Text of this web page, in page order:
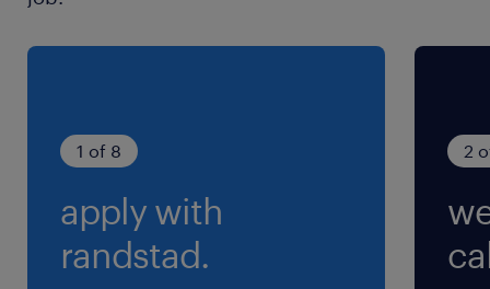
（2）11:00-20:00（実働8時間00分・休憩60
分）
交通費あり
1 of 8
apply with
randstad.
2